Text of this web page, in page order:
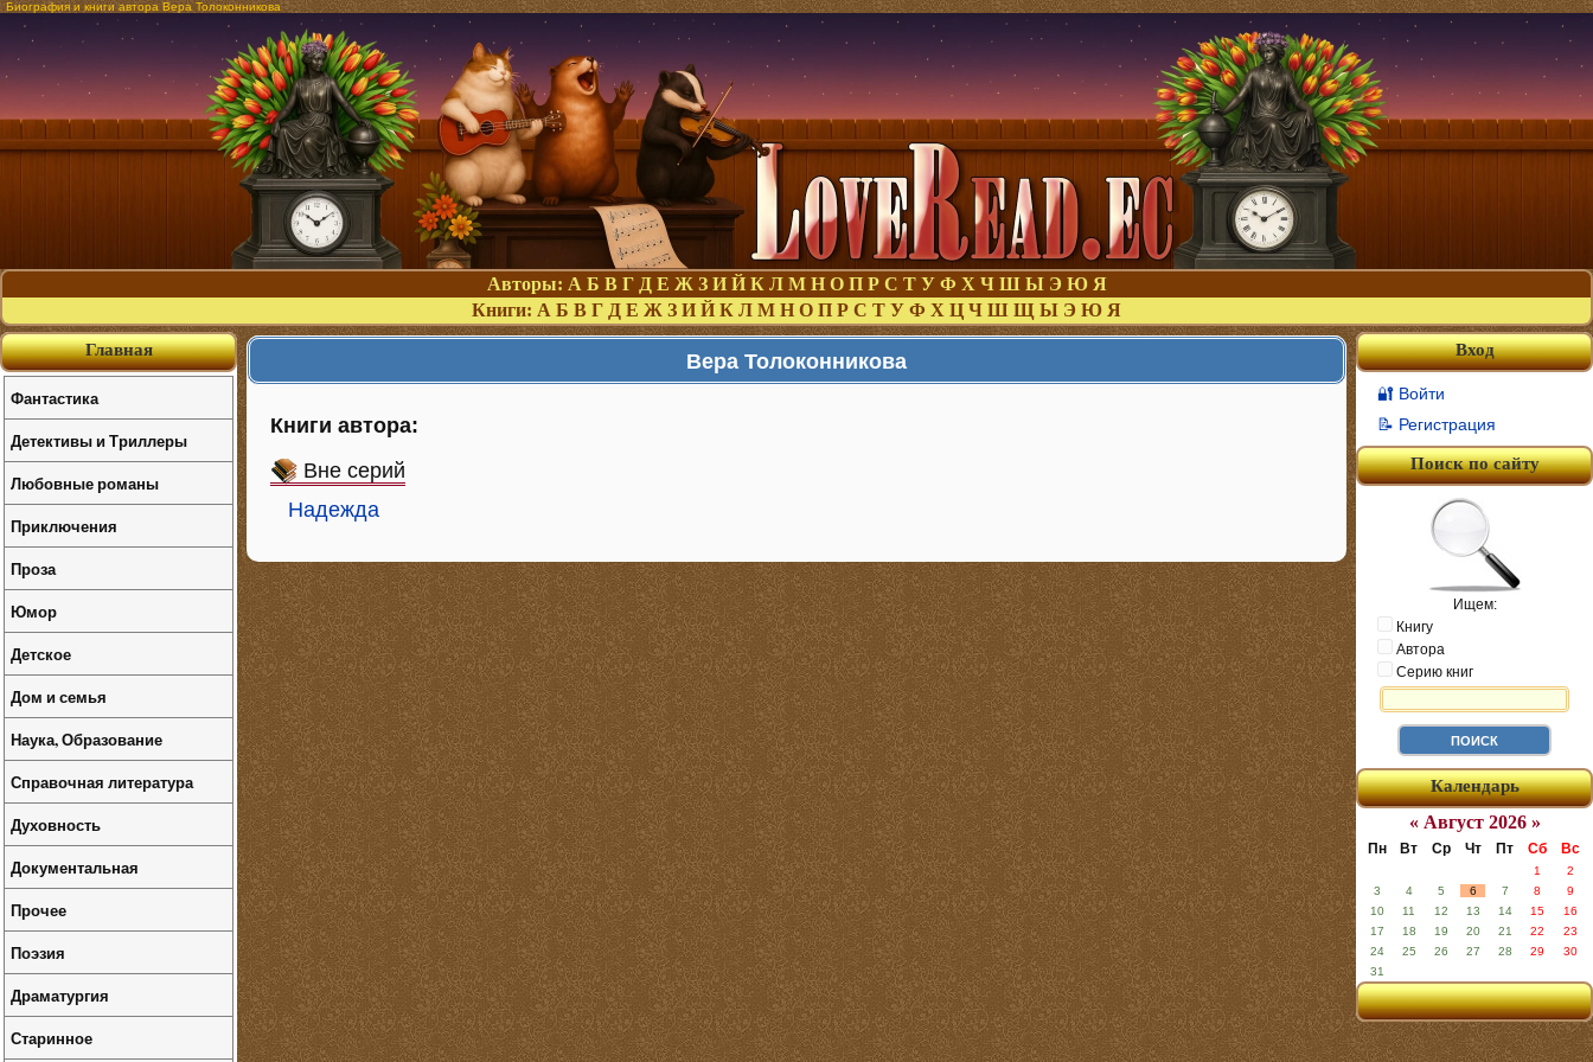
Биография и книги автора Вера Толоконникова
Авторы: А Б В Г Д Е Ж З И Й К Л М Н О П Р С Т У Ф Х Ч Ш Ы Э Ю Я
Книги: А Б В Г Д Е Ж З И Й К Л М Н О П Р С Т У Ф Х Ц Ч Ш Щ Ы Э Ю Я
Вера Толоконникова
Книги автора:
Вне серий
Надежда
Вход
🔐 Войти
📝 Регистрация
Поиск по сайту
Ищем:
Книгу
Автора
Серию книг
Календарь
« Август 2026 »
Пн Вт Ср Чт Пт Сб Вс
1
2
3
4 5 6 7 8
9
10
11 12 13 14 15
16
17
18 19 20 21 22
23
24
25 26 27 28 29
30
31
Главная
Фантастика
Детективы и Триллеры
Любовные романы
Приключения
Проза
Юмор
Детское
Дом и семья
Наука, Образование
Справочная литература
Духовность
Документальная
Прочее
Поэзия
Драматургия
Старинное